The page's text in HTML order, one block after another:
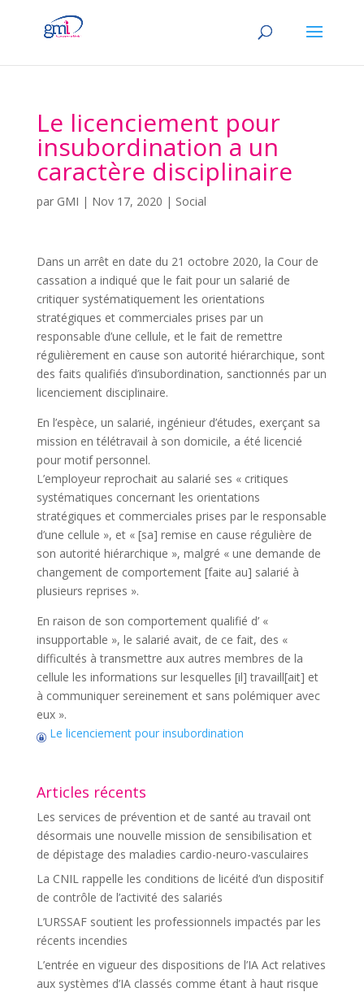
Le licenciement pour
insubordination a un
caractère disciplinaire
par GMI | Nov 17, 2020 | Social
Dans un arrêt en date du 21 octobre 2020, la Cour de
cassation a indiqué que le fait pour un salarié de
critiquer systématiquement les orientations
stratégiques et commerciales prises par un
responsable d’une cellule, et le fait de remettre
régulièrement en cause son autorité hiérarchique, sont
des faits qualifiés d’insubordination, sanctionnés par un
licenciement disciplinaire.
En l’espèce, un salarié, ingénieur d’études, exerçant sa
mission en télétravail à son domicile, a été licencié
pour motif personnel.
L’employeur reprochait au salarié ses « critiques
systématiques concernant les orientations
stratégiques et commerciales prises par le responsable
d’une cellule », et « [sa] remise en cause régulière de
son autorité hiérarchique », malgré « une demande de
changement de comportement [faite au] salarié à
plusieurs reprises ».
En raison de son comportement qualifié d’ «
insupportable », le salarié avait, de ce fait, des «
difficultés à transmettre aux autres membres de la
cellule les informations sur lesquelles [il] travaill[ait] et
à communiquer sereinement et sans polémiquer avec
eux ».
Le licenciement pour insubordination
Articles récents
Les services de prévention et de santé au travail ont
désormais une nouvelle mission de sensibilisation et
de dépistage des maladies cardio-neuro-vasculaires
La CNIL rappelle les conditions de licéité d’un dispositif
de contrôle de l’activité des salariés
L’URSSAF soutient les professionnels impactés par les
récents incendies
L’entrée en vigueur des dispositions de l’IA Act relatives
aux systèmes d’IA classés comme étant à haut risque